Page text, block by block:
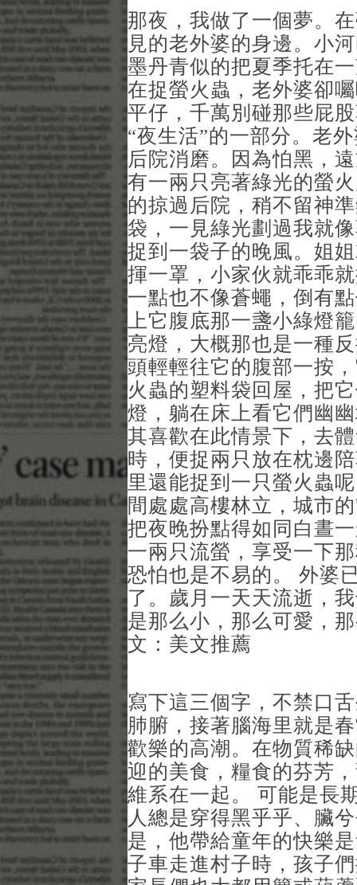
那夜，我做了一個夢。
見的老外婆的身邊。小
墨丹青似的把夏季托在
在捉螢火蟲，老外婆卻
平仔，千萬別碰那些屁
“夜生活”的一部分。老
后院消磨。因為怕黑，
有一兩只亮著綠光的螢
的掠過后院，稍不留神
袋，一見綠光劃過我就
捉到一袋子的晚風。姐
揮一罩，小家伙就乖乖
一點也不像蒼蠅，倒有
上它腹底那一盞小綠燈
亮燈，大概那也是一種
頭輕輕往它的腹部一按
火蟲的塑料袋回屋，把
燈，躺在床上看它們幽
其喜歡在此情景下，去
時，便捉兩只放在枕邊
里還能捉到一只螢火蟲
間處處高樓林立，城市
把夜晚扮點得如同白晝
一兩只流螢，享受一下
恐怕也是不易的。 外婆
了。歲月一天天流逝，
是那么小，那么可愛，
文：美文推薦
寫下這三個字，不禁口
肺腑，接著腦海里就是
歡樂的高潮。在物質稀
迎的美食，糧食的芬芳
維系在一起。 可能是長
人總是穿得黑乎乎、臟
是，他帶給童年的快樂
子車走進村子時，孩子